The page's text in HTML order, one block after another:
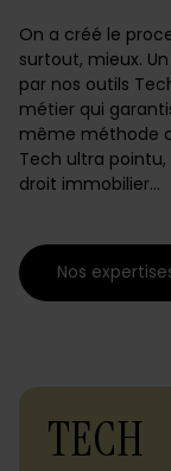
On a créé le
surtout, mieux.
par nos outils
métier qui
même méthode
Tech ultra pointu,
droit immobilier…
Nos
TECH